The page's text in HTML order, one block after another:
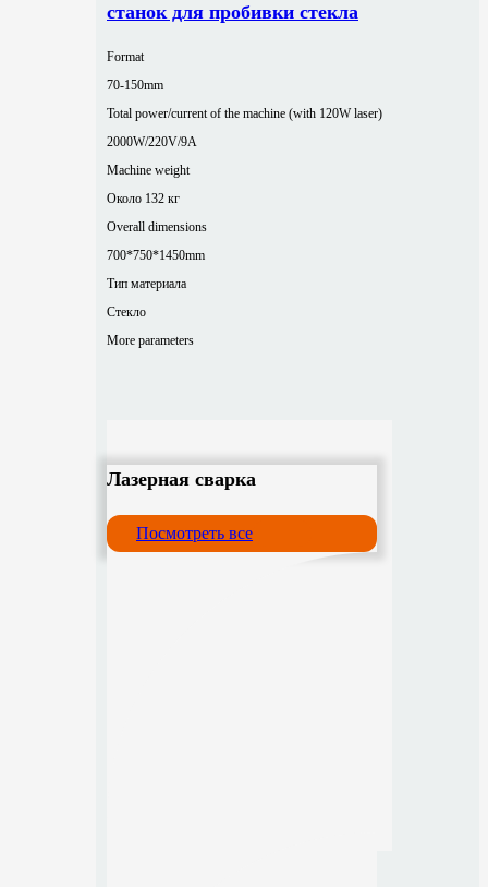
станок для пробивки стекла
Format
70-150mm
Total power/current of the machine (with 120W laser)
2000W/220V/9A
Machine weight
Около 132 кг
Overall dimensions
700*750*1450mm
Тип материала
Стекло
More parameters
Лазерная сварка
Посмотреть все